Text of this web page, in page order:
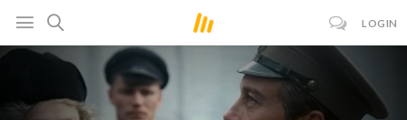
LOGIN